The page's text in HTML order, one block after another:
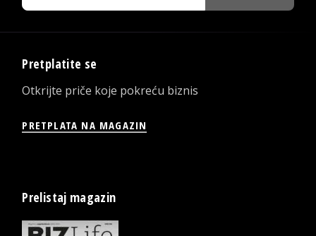
Pretplatite se
Otkrijte priče koje pokreću biznis
PRETPLATA NA MAGAZIN
Prelistaj magazin